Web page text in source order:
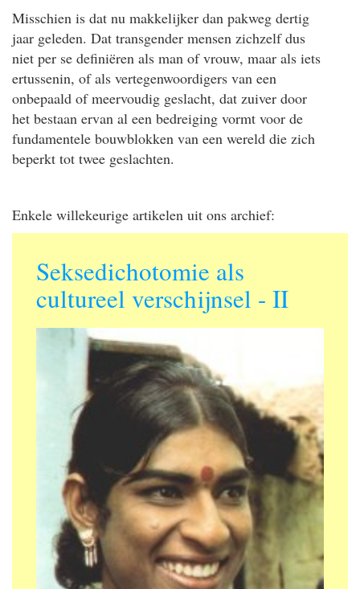
Misschien is dat nu makkelijker dan pakweg dertig
jaar geleden. Dat transgender mensen zichzelf dus
niet per se definiëren als man of vrouw, maar als iets
ertussenin, of als vertegenwoordigers van een
onbepaald of meervoudig geslacht, dat zuiver door
het bestaan ervan al een bedreiging vormt voor de
fundamentele bouwblokken van een wereld die zich
beperkt tot twee geslachten.
Enkele willekeurige artikelen uit ons archief:
Seksedichotomie als
cultureel verschijnsel - II